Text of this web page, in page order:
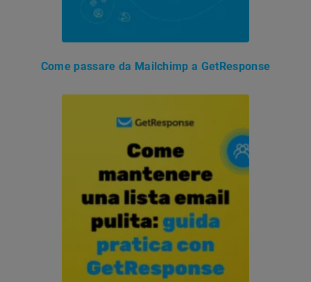
Come passare da Mailchimp a GetResponse